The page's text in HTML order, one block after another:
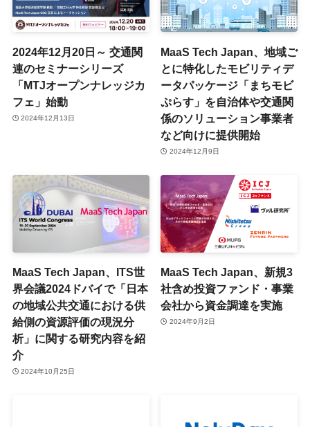
2024年12月20日～ 交通関
連のセミナーシリーズ
「MTJオープンナレッジカ
フェ」始動
2024年12月13日
MaaS Tech Japan、地域ご
とに特化したモビリティデ
ータパッケージ「まちモビ
ぷらす」を自治体や交通関
係のソリューション事業者
など向けに提供開始
2024年12月9日
MaaS Tech Japan、ITS世
界会議2024ドバイで「日本
の地域公共交通における供
給側の資源評価の現況分
析」に関する研究内容を紹
介
2024年10月25日
MaaS Tech Japan、新規3
社含め投資ファンド・事業
会社から資金調達を実施
2024年9月2日